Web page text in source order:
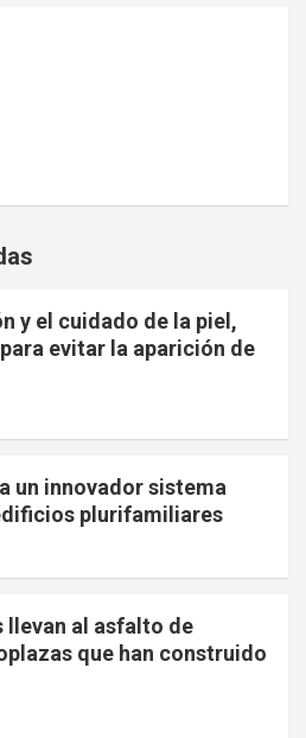
y el cuidado de la piel,
evitar la aparición de
un innovador sistema
plurifamiliares
llevan al asfalto de
que han construido